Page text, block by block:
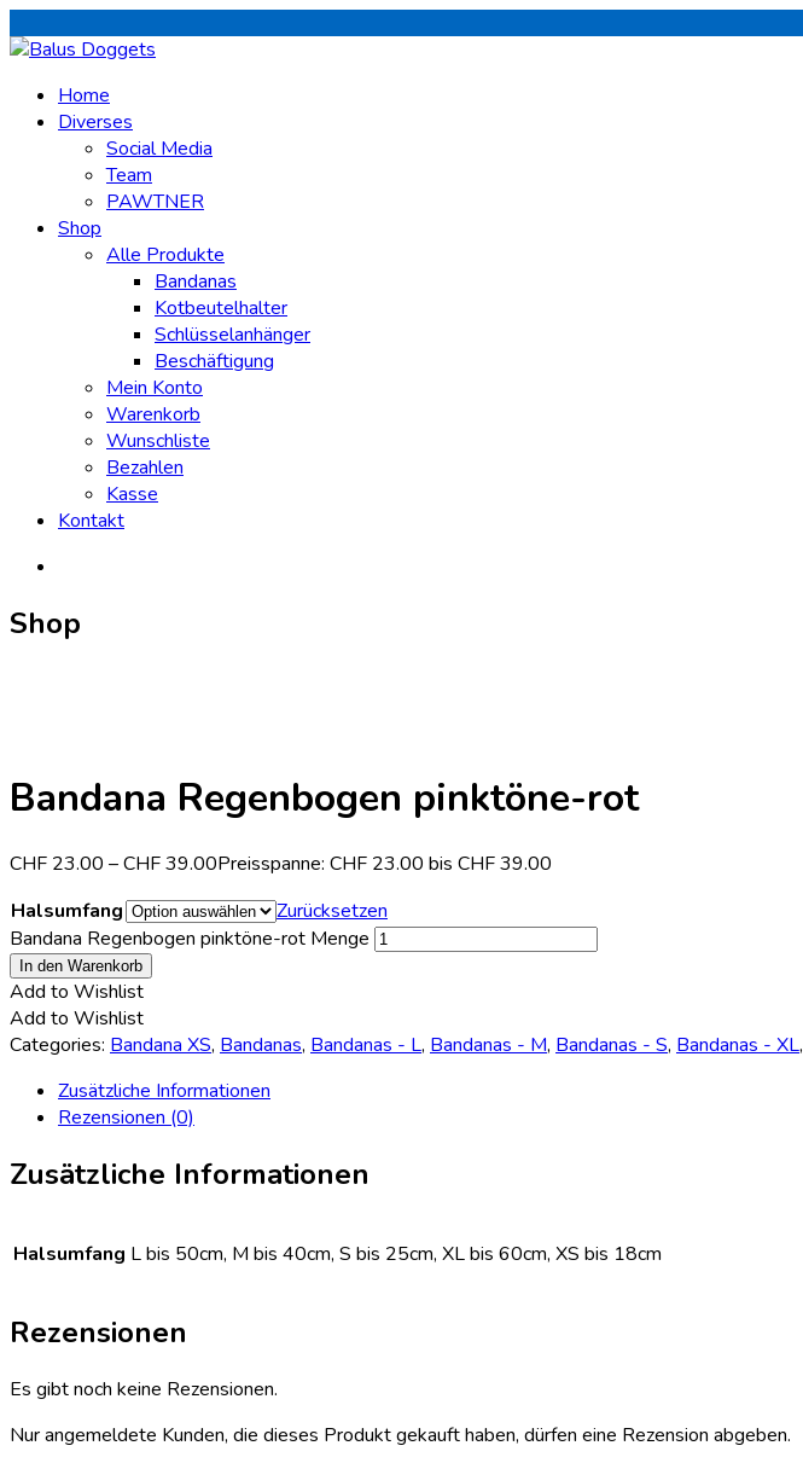
Home
Diverses
Social Media
Team
PAWTNER
Shop
Alle Produkte
Bandanas
Kotbeutelhalter
Schlüsselanhänger
Beschäftigung
Mein Konto
Warenkorb
Wunschliste
Bezahlen
Kasse
Kontakt
Shop
Bandana Regenbogen pinktöne-rot
CHF 23.00 –CHF39.00Preisspanne: CHF 23.00 bis CHF 39.00
Halsumfang
Zurücksetzen
Bandana Regenbogen pinktöne-rot Menge
In den Warenkorb
Add to Wishlist
Add to Wishlist
Categories: Bandana XS, Bandanas, Bandanas - L, Bandanas - M, Bandanas - S, Bandanas - XL,
Zusätzliche Informationen
Rezensionen (0)
Zusätzliche Informationen
Halsumfang L bis 50cm, M bis 40cm, S bis 25cm, XL bis 60cm, XS bis 18cm
Rezensionen
Es gibt noch keine Rezensionen.
Nur angemeldete Kunden, die dieses Produkt gekauft haben, dürfen eine Rezension abgeben.